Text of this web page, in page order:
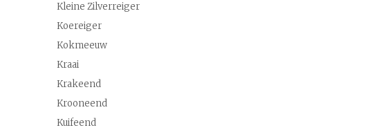
Kleine Zilverreiger
Koereiger
Kokmeeuw
Kraai
Krakeend
Krooneend
Kuifeend